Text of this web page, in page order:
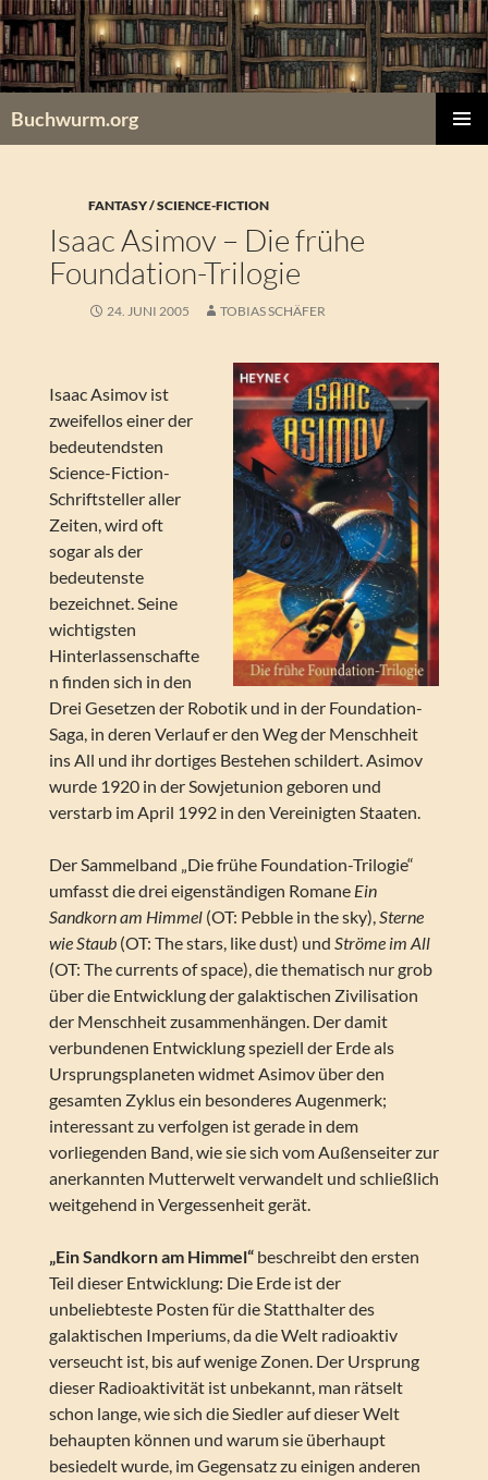
Zum
Inhalt
springen
Buchwurm.org
FANTASY / SCIENCE-FICTION
Isaac Asimov – Die frühe
Foundation-Trilogie
24. JUNI 2005 TOBIAS SCHÄFER
Isaac Asimov ist
zweifellos einer der
bedeutendsten
Science-Fiction-
Schriftsteller aller
Zeiten, wird oft
sogar als der
bedeutenste
bezeichnet. Seine
wichtigsten
Hinterlassenschafte
n finden sich in den
Drei Gesetzen der Robotik und in der Foundation-
Saga, in deren Verlauf er den Weg der Menschheit
ins All und ihr dortiges Bestehen schildert. Asimov
wurde 1920 in der Sowjetunion geboren und
verstarb im April 1992 in den Vereinigten Staaten.
Der Sammelband „Die frühe Foundation-Trilogie“
umfasst die drei eigenständigen Romane Ein
Sandkorn am Himmel(OT: Pebble in the sky),Sterne
wie Staub(OT: The stars, like dust) und Ströme im All
(OT: The currents of space), die thematisch nur grob
über die Entwicklung der galaktischen Zivilisation
der Menschheit zusammenhängen. Der damit
verbundenen Entwicklung speziell der Erde als
Ursprungsplaneten widmet Asimov über den
gesamten Zyklus ein besonderes Augenmerk;
interessant zu verfolgen ist gerade in dem
vorliegenden Band, wie sie sich vom Außenseiter zur
anerkannten Mutterwelt verwandelt und schließlich
weitgehend in Vergessenheit gerät.
„Ein Sandkorn am Himmel“beschreibt den ersten
Teil dieser Entwicklung: Die Erde ist der
unbeliebteste Posten für die Statthalter des
galaktischen Imperiums, da die Welt radioaktiv
verseucht ist, bis auf wenige Zonen. Der Ursprung
dieser Radioaktivität ist unbekannt, man rätselt
schon lange, wie sich die Siedler auf dieser Welt
behaupten können und warum sie überhaupt
besiedelt wurde, im Gegensatz zu einigen anderen